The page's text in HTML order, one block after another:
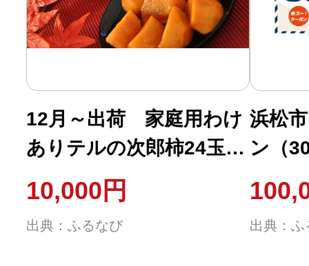
12月～出荷 家庭用わけ
ありテルの次郎柿24玉～
36玉入り
10,000円
出典：ふるなび
浜松
ン（
出典：ふ